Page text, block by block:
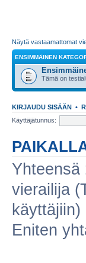
Näytä vastaamattomat
ENSIMMÄINEN
Tämä on
KIRJAUDU SISÄÄN •
Käyttäjätunnus:
Yhteensä
vierailija
käyttäjiin)
Eniten